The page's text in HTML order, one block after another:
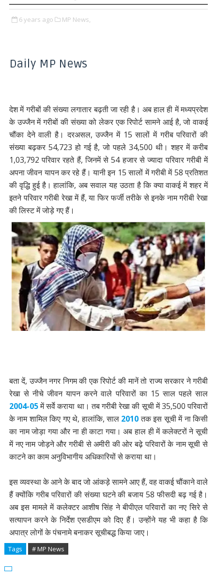
6 years ago MP News,
Daily MP News
देश में गरीबों की संख्या लगातार बढ़ती जा रही है। अब हाल ही में मध्यप्रदेश
के उज्जैन में गरीबों की संख्या को लेकर एक रिपोर्ट सामने आई है, जो वाकई
चौंका देने वाली है। दरअसल, उज्जैन में 15 सालों में गरीब परिवारों की
संख्या बढ़कर 54,723 हो गई है, जो पहले 34,500 थी। शहर में करीब
1,03,792 परिवार रहते हैं, जिनमें से 54 हजार से ज्यादा परिवार गरीबी में
अपना जीवन यापन कर रहे हैं। यानी इन 15 सालों में गरीबी में 58 प्रतिशत
की वृद्धि हुई है। हालांकि, अब सवाल यह उठता है कि क्या वाकई में शहर में
इतने परिवार गरीबी रेखा में हैं, या फिर फर्जी तरीके से इनके नाम गरीबी रेखा
की लिस्ट में जोड़े गए हैं।
बता दें, उज्जैन नगर निगम की एक रिपोर्ट की मानें तो राज्य सरकार ने गरीबी
रेखा से नीचे जीवन यापन करने वाले परिवारों का 15 साल पहले साल
2004-05में सर्वे कराया था। तब गरीबी रेखा की सूची में 35,500 परिवारों
के नाम शामिल किए गए थे, हालांकि, साल 2010तक इस सूची में ना किसी
का नाम जोड़ा गया और ना ही काटा गया। अब हाल ही में कलेक्टरों ने सूची
में नए नाम जोड़ने और गरीबी से अमीरी की ओर बढ़े परिवारों के नाम सूची से
काटने का काम अनुविभागीय अधिकारियों से कराया था।
इस व्यवस्था के आने के बाद जो आंकड़े सामने आए हैं, वह वाकई चौंकाने वाले
हैं क्योंकि गरीब परिवारों की संख्या घटने की बजाय 58 फीसदी बढ़ गई है।
अब इस मामले में कलेक्टर आशीष सिंह ने बीपीएल परिवारों का नए सिरे से
सत्यापन करने के निर्देश एसडीएम को दिए हैं। उन्होंने यह भी कहा है कि
अपात्र लोगों के पंचनामे बनाकर सूचीबद्ध किया जाए।
Tags # MP News